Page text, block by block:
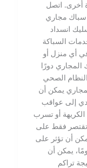
أخرى. اتصل
افضل سباك مجاري
انسداد
السباكة
أي منزل أو
دورًا
الصحي
يمكن أن
إلى عواقب
الكريهة أو تسرب
تقتصر فقط على
أن تؤثر على
يمكن أن
تراكم